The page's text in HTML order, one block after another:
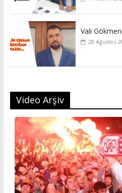
Vali
28 Ağustos
Video Arşiv